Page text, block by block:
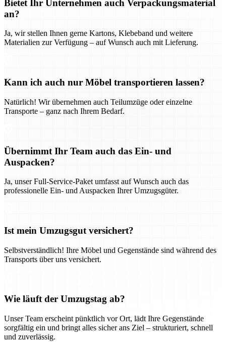
Bietet Ihr Unternehmen auch Verpackungsmaterial
an?
Ja, wir stellen Ihnen gerne Kartons, Klebeband und weitere
Materialien zur Verfügung – auf Wunsch auch mit Lieferung.
Kann ich auch nur Möbel transportieren lassen?
Natürlich! Wir übernehmen auch Teilumzüge oder einzelne
Transporte – ganz nach Ihrem Bedarf.
Übernimmt Ihr Team auch das Ein- und
Auspacken?
Ja, unser Full-Service-Paket umfasst auf Wunsch auch das
professionelle Ein- und Auspacken Ihrer Umzugsgüter.
Ist mein Umzugsgut versichert?
Selbstverständlich! Ihre Möbel und Gegenstände sind während des
Transports über uns versichert.
Wie läuft der Umzugstag ab?
Unser Team erscheint pünktlich vor Ort, lädt Ihre Gegenstände
sorgfältig ein und bringt alles sicher ans Ziel – strukturiert, schnell
und zuverlässig.